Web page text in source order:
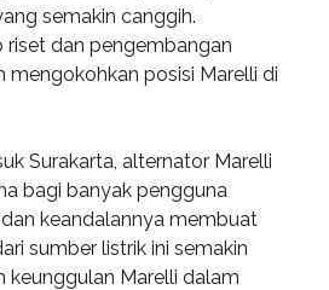
semakin canggih.
dan pengembangan
mengokohkan posisi Marelli di
Surakarta, alternator Marelli
bagi banyak pengguna
keandalannya membuat
sumber listrik ini semakin
keunggulan Marelli dalam